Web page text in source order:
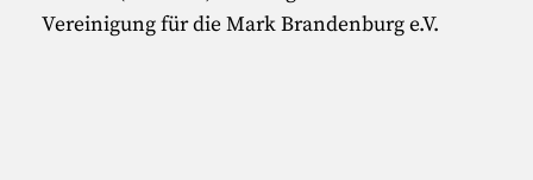
Vereinigung für die Mark Brandenburg e.V.